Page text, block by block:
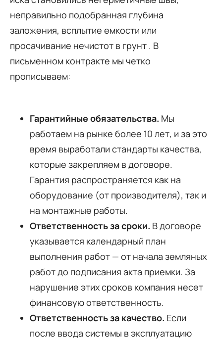
неправильно подобранная глубина
заложения, всплытие емкости или
просачивание нечистот в грунт . В
письменном контракте мы четко
прописываем:
Гарантийные обязательства. Мы
работаем на рынке более 10 лет, и за это
время выработали стандарты качества,
которые закрепляем в договоре.
Гарантия распространяется как на
оборудование (от производителя), так и
на монтажные работы.
Ответственность за сроки. В договоре
указывается календарный план
выполнения работ — от начала земляных
работ до подписания акта приемки. За
нарушение этих сроков компания несет
финансовую ответственность.
Ответственность за качество. Если
после ввода системы в эксплуатацию